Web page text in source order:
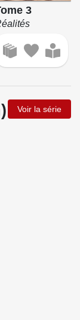
3
Voir la série